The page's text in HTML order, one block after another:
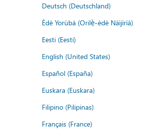
Deutsch (Deutschland)
Èdè Yorùbá (Orilẹ̀-èdè Nàìjíríà)
Eesti (Eesti)
English (United States)
Español (España)
Euskara (Euskara)
Filipino (Pilipinas)
Français (France)